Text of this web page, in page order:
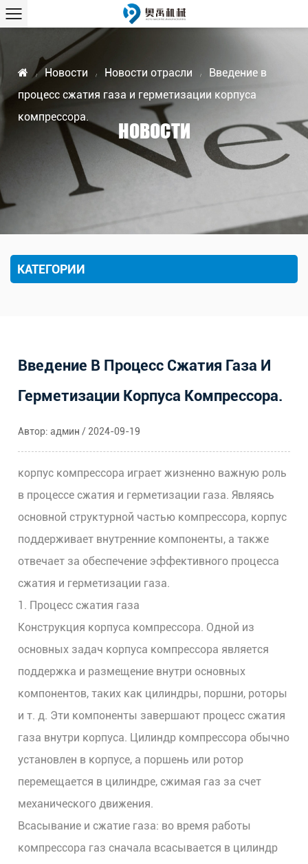
/ Новости / Новости отрасли /
Введение в
процесс сжатия газа и герметизации корпуса
компрессора.
НОВОСТИ
КАТЕГОРИИ
Введение В Процесс Сжатия Газа И
Герметизации Корпуса Компрессора.
Автор: админ / 2024-09-19
корпус компрессора играет жизненно важную роль
в процессе сжатия и герметизации газа. Являясь
основной структурной частью компрессора, корпус
поддерживает внутренние компоненты, а также
отвечает за обеспечение эффективного процесса
сжатия и герметизации газа.
1. Процесс сжатия газа
Конструкция корпуса компрессора. Одной из
основных задач корпуса компрессора является
поддержка и размещение внутри основных
компонентов, таких как цилиндры, поршни, роторы
и т. д. Эти компоненты завершают процесс сжатия
газа внутри корпуса. Цилиндр компрессора обычно
установлен в корпусе, а поршень или ротор
перемещается в цилиндре, сжимая газ за счет
механического движения.
Всасывание и сжатие газа: во время работы
компрессора газ сначала всасывается в цилиндр